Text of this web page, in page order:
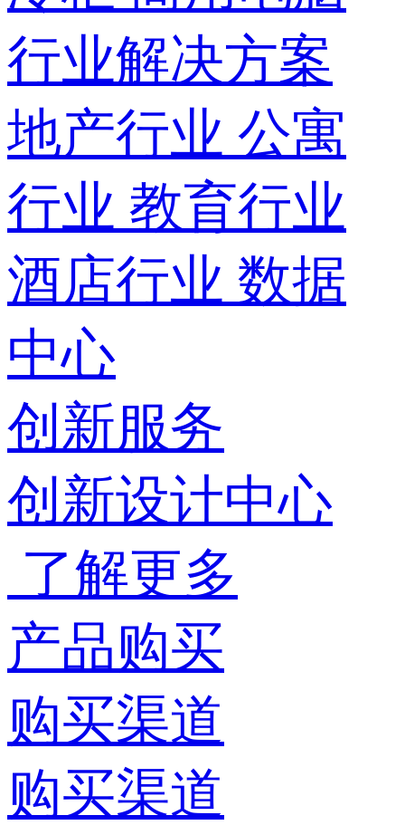
行业解决方案
地产行业 公寓
行业 教育行业
酒店行业 数据
中心
创新服务
创新设计中心
了解更多
产品购买
购买渠道
购买渠道